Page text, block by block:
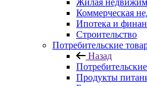
Жилая
Коммерческая
Ипотека и
Строительство
Потребительские
Назад
Продукты